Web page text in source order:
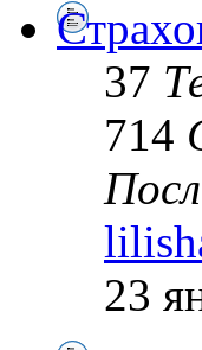
37
714
23